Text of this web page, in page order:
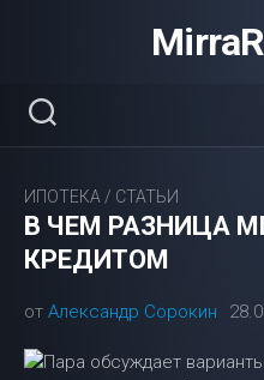
ИПОТЕКА / СТАТЬИ
В ЧЕМ РАЗНИЦА
КРЕДИТОМ
от Александр Сорокин